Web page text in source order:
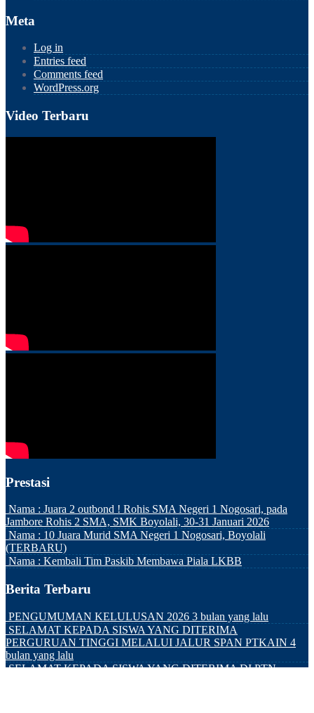
Meta
Log in
Entries feed
Comments feed
WordPress.org
Video Terbaru
Prestasi
Nama : Juara 2 outbond ! Rohis SMA Negeri 1 Nogosari, pada
Jambore Rohis 2 SMA, SMK Boyolali, 30-31 Januari 2026
Nama : 10 Juara Murid SMA Negeri 1 Nogosari, Boyolali
(TERBARU)
Nama : Kembali Tim Paskib Membawa Piala LKBB
Berita Terbaru
PENGUMUMAN KELULUSAN 2026 3 bulan yang lalu
SELAMAT KEPADA SISWA YANG DITERIMA
PERGURUAN TINGGI MELALUI JALUR SPAN PTKAIN 4
bulan yang lalu
SELAMAT KEPADA SISWA YANG DITERIMA DI PTN